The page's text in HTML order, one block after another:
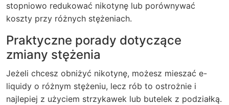
stopniowo redukować nikotynę lub porównywać
koszty przy różnych stężeniach.
Praktyczne porady dotyczące
zmiany stężenia
Jeżeli chcesz obniżyć nikotynę, możesz mieszać e-
liquidy o różnym stężeniu, lecz rób to ostrożnie i
najlepiej z użyciem strzykawek lub butelek z podziałką.